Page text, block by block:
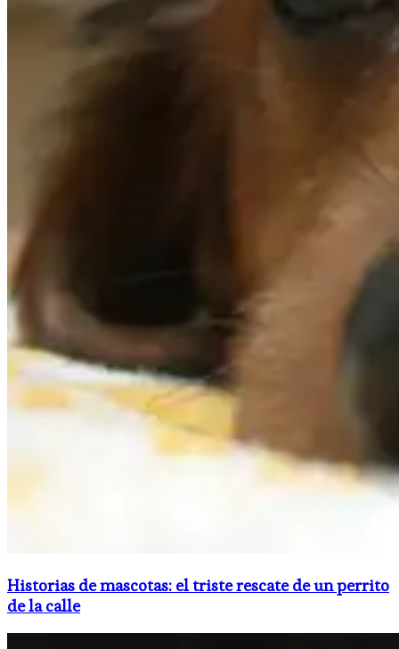
Historias de mascotas: el triste rescate de un perrito
de la calle